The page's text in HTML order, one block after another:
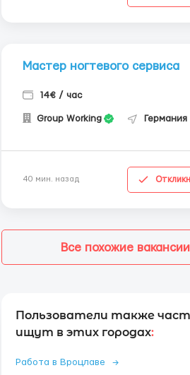
Мастер ногтевого сервиса
14€ / час
Group Working
40 мин. назад
Все похожие вакансии
Пользователи также
ищут в этих городах:
Работа в Вроцлаве →